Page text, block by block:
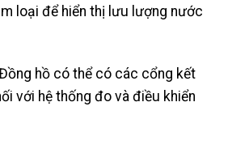
loại để hiển thị lưu lượng nước
hồ có thể có các cổng kết
với hệ thống đo và điều khiển